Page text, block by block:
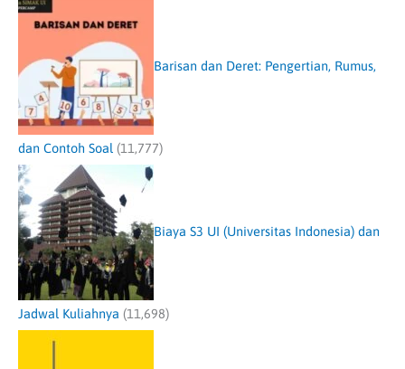
Barisan dan Deret: Pengertian, Rumus,
dan Contoh Soal (11,777)
Biaya S3 UI (Universitas Indonesia) dan
Jadwal Kuliahnya (11,698)